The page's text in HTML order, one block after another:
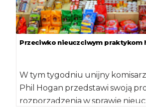
Przeciwko nieuczciwym praktykom
W tym tygodniu unijny
Phil Hogan przedstawi swoją
rozporządzenia w sprawie